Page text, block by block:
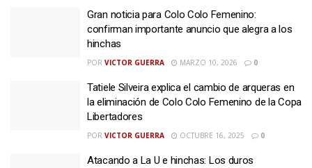
Gran noticia para Colo Colo Femenino:
confirman importante anuncio que alegra a los
hinchas
POR VICTOR GUERRA MARZO 10, 2026 0
Tatiele Silveira explica el cambio de arqueras en
la eliminación de Colo Colo Femenino de la Copa
Libertadores
POR VICTOR GUERRA OCTUBRE 16, 2025 0
Atacando a La U e hinchas: Los duros